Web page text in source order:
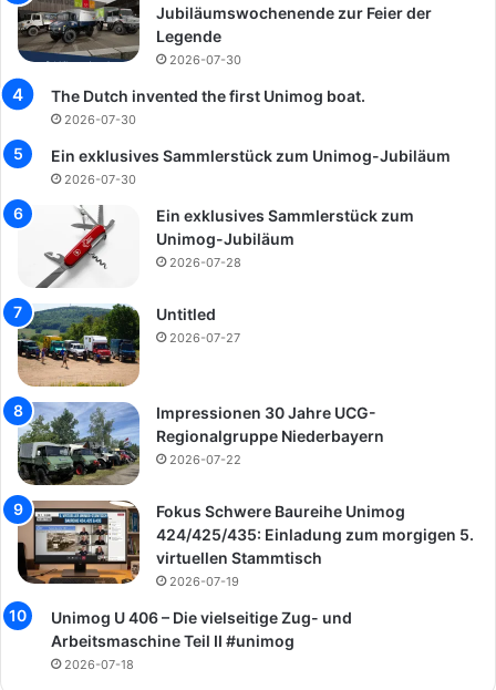
Jubiläumswochenende zur Feier der
Legende
2026-07-30
The Dutch invented the first Unimog boat.
2026-07-30
Ein exklusives Sammlerstück zum Unimog-Jubiläum
2026-07-30
Ein exklusives Sammlerstück zum
Unimog-Jubiläum
2026-07-28
Untitled
2026-07-27
Impressionen 30 Jahre UCG-
Regionalgruppe Niederbayern
2026-07-22
Fokus Schwere Baureihe Unimog
424/425/435: Einladung zum morgigen 5.
virtuellen Stammtisch
2026-07-19
Unimog U 406 – Die vielseitige Zug- und
Arbeitsmaschine Teil II #unimog
2026-07-18